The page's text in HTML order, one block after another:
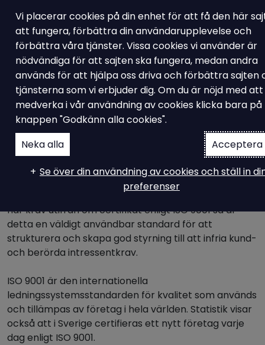
Konsultation
ISO 9001 konsult
Konsultation enligt ISO 9001 är den tjänst där vi har
högst intresse och behov. Kanske för att denna
standard kan tillämpas av egentligen alla företag och
verksamheter oavsett storlek eller inriktning.
Vi tänker också att oavsett om man som verksamhet
har krav utifrån om certifikat enligt ISO 9001 så är
detta en väldigt användbar standard för att
strukturera och skapa god styrning till att infria kund-
och berörda intressentkrav.
ISO 9001 är den internationella
ledningssystemsstandarden för kvalitet som används
och tillämpas av företag i hela världen. Statistik visar
också att i Sverige certifieras ett nytt företag varje
dag enligt ISO 9001.
Vi placerar cookies på din enhet för att få den här
att fungera, förbättra din användarupplevelse och
förbättra våra tjänster. Vissa cookies vi använder är
nödvändiga för att sajten ska fungera, medan andra
används för att hjälpa oss driva och förbättra sajten
tjänsterna som vi erbjuder dig. Om du är nöjd med att
medverka i vår användning av cookies klicka bara på
knappen "Godkänn alla cookies".
Acceptera
Neka alla
Se över din användning av cookies och ställ in
preferenser